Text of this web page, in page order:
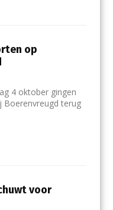
op
4 oktober gingen
Boerenvreugd terug
voor